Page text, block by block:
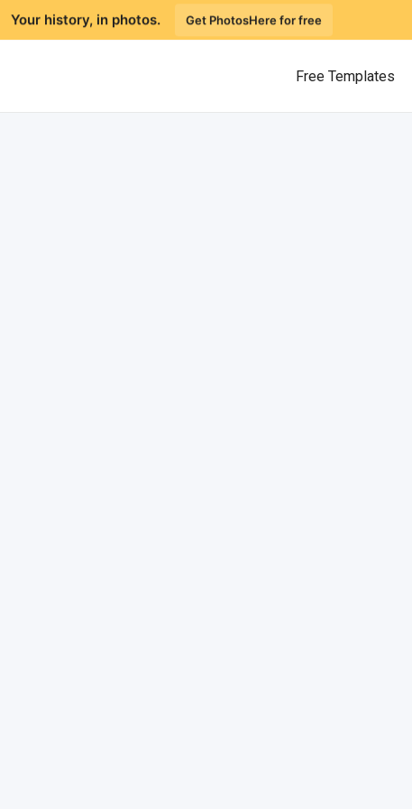
Your history, in photos. Get PhotosHere for free
Free Templates